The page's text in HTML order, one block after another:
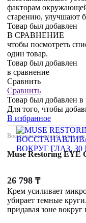
факторам
старению, улучшают
Товар был добавлен
В СРАВНЕНИЕ
чтобы посмотреть
один товар.
Товар был добавлен
в сравнение
Сравнить
Сравнить
Товар был добавлен в
Для того, чтобы
В избранное
Восстанавливающий крем
Muse Restoring EYE
26 798 ₸
Крем усиливает
убирает темные
придавая зоне